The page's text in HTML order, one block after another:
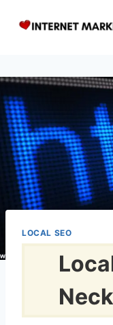
Inhalt
LOCAL SEO